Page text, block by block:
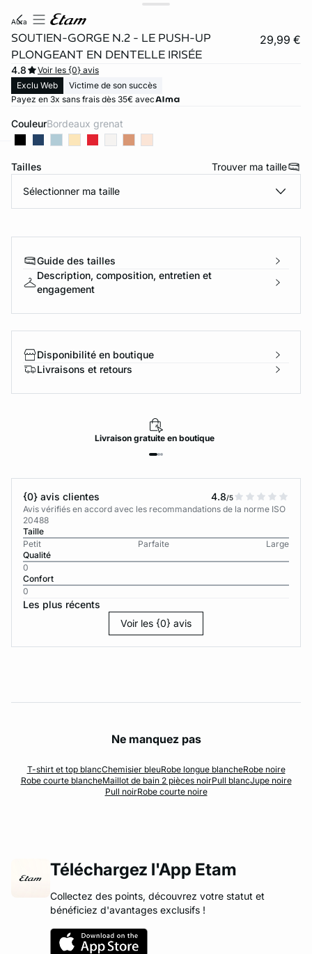
aura
SOUTIEN-GORGE N.2 - LE PUSH-UP
PLONGEANT EN DENTELLE IRISÉE
29,99 €
4.8
Voir les {0} avis
Exclu Web
Victime de son succès
Payez en 3x sans frais dès 35€ avec
Couleur bordeaux grenat
Tailles Trouver ma taille
Sélectionner ma taille
Guide des tailles
Description, composition, entretien et
engagement
Disponibilité en boutique
Livraisons et retours
Livraisongratuiteen boutique
{0} avis clientes 4.8/5
Avis vérifiés en accord avec les recommandations de la norme ISO
20488
Taille
Petit
Parfaite
Large
Qualité
0
Confort
0
Les plus récents
Voir les {0} avis
Ne manquez pas
T-shirt et top blancChemisier bleuRobe longue blancheRobe noire
Robe courte blancheMaillot de bain 2 pièces noirPull blancJupe noire
Pull noirRobe courte noire
Téléchargez l'App Etam
Collectez des points, découvrez votre statut et
bénéficiez d'avantages exclusifs !